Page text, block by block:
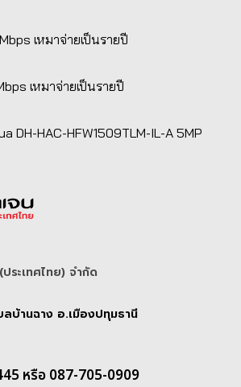
เหมาจ่ายเป็นรายปี
เหมาจ่ายเป็นรายปี
DH-HAC-HFW1509TLM-IL-A 5MP
ระเทศไทย) จํากัด
บ้านฉาง อ.เมืองปทุมธานี
หรือ 087-705-0909